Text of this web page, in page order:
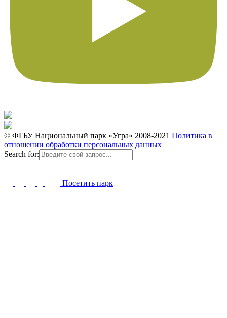
© ФГБУ Национальный парк «Угра» 2008-2021 Политика в
отношении обработки персональных данных
Search for:
Посетить парк